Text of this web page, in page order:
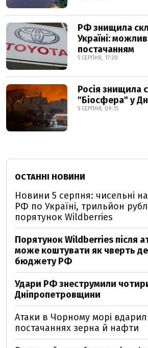
РФ знищила
Україні:
постачанням
5 СЕРПНЯ, 17:20
Росія знищила
"Біосфера" у
5 СЕРПНЯ, 09:15
ОСТАННІ НОВИНИ
Новини 5 серпня: чисельні
РФ по Україні, трильйон
порятунок Wildberries
Порятунок Wildberries після
може коштувати як чверть
бюджету РФ
Удари РФ знеструмили
Дніпропетровщини
Атаки в Чорному морі
постачаннях зерна й нафти